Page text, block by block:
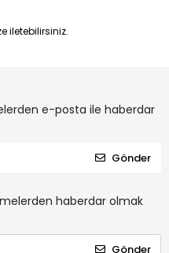
iletebilirsiniz.
e-posta ile haberdar
Gönder
haberdar olmak
Gönder